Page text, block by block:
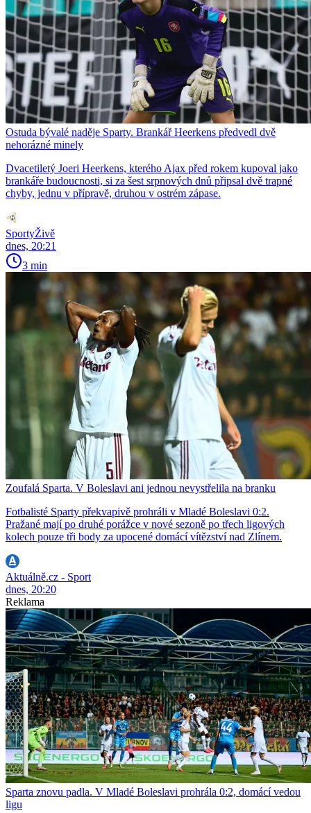
Ostuda bývalé naděje Sparty. Brankář Heerkens předvedl dvě
nehorázné minely
Dvacetiletý Joeri Heerkens, kterého Ajax před rokem kupoval jako
brankáře budoucnosti, si za šest srpnových dnů připsal dvě trapné
chyby, jednu v přípravě, druhou v ostrém zápase.
SportyŽivě
dnes, 20:21
3 min
Zoufalá Sparta. V Boleslavi ani jednou nevystřelila na branku
Fotbalisté Sparty překvapivě prohráli v Mladé Boleslavi 0:2.
Pražané mají po druhé porážce v nové sezoně po třech ligových
kolech pouze tři body za upocené domácí vítězství nad Zlínem.
Aktuálně.cz - Sport
dnes, 20:20
Reklama
Sparta znovu padla. V Mladé Boleslavi prohrála 0:2, domácí vedou
ligu